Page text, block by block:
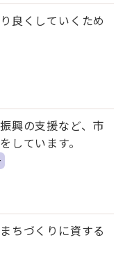
良くしていくため
興の支援など、市
しています。
ちづくりに資する